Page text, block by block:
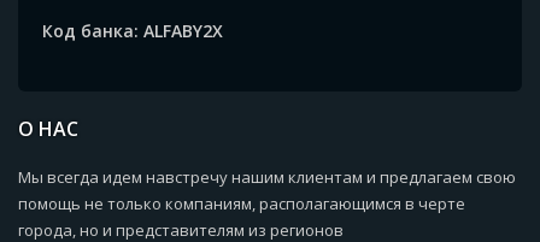
Код банка: ALFABY2X
О НАС
Мы всегда идем навстречу нашим клиентам и предлагаем свою
помощь не только компаниям, располагающимся в черте
города, но и представителям из регионов